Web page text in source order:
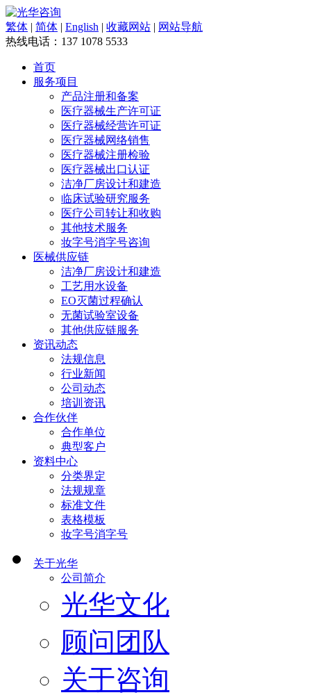
繁体 | 简体 | English | 收藏网站 | 网站导航
热线电话： 137 1078 5533
首页
服务项目
产品注册和备案
医疗器械生产许可证
医疗器械经营许可证
医疗器械网络销售
医疗器械注册检验
医疗器械出口认证
洁净厂房设计和建造
临床试验研究服务
医疗公司转让和收购
其他技术服务
妆字号消字号咨询
医械供应链
洁净厂房设计和建造
工艺用水设备
EO灭菌过程确认
无菌试验室设备
其他供应链服务
资讯动态
法规信息
行业新闻
公司动态
培训资讯
合作伙伴
合作单位
典型客户
资料中心
分类界定
法规规章
标准文件
表格模板
妆字号消字号
关于光华
公司简介
光华文化
顾问团队
关于咨询